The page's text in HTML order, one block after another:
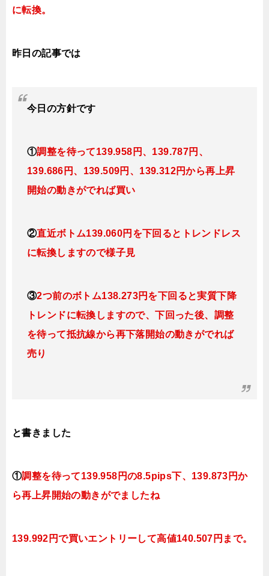
に転換。
昨日の記事では
今日 の方針です
①調整を待って139.958円 、139.787円、
139.686円、139.509円、139.312円から再上昇
開始の動きがでれば買い
②直近ボトム139.060円を下回ると トレンドレス
に転換しますので様子見
③2つ前のボトム138.273円を下回ると実質下降
トレンドに転換 しますので、下回った後、調整
を待って抵抗線から再下落開始の動きがでれば
売り
と書きました
①調整を待って139.958円の8.5pips下、139.873円か
ら再上昇開始の動きがでましたね
139.992円で買いエントリーして高値140.507円まで。